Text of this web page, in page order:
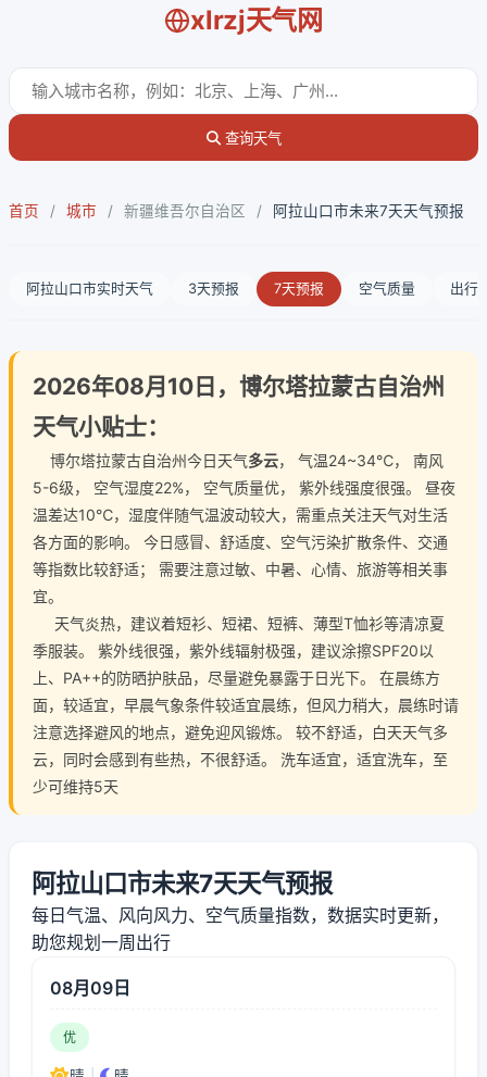
xlrzj天气网
查询天气
首页 / 城市 / 新疆维吾尔自治区 / 阿拉山口市未来7天天气预报
阿拉山口市实时天气 3天预报 7天预报 空气质量 出行
2026年08月10日，博尔塔拉蒙古自治州
天气小贴士：
博尔塔拉蒙古自治州今日天气多云， 气温24~34℃， 南风
5-6级， 空气湿度22%， 空气质量优， 紫外线强度很强。 昼夜
温差达10℃，湿度伴随气温波动较大，需重点关注天气对生活
各方面的影响。 今日感冒、舒适度、空气污染扩散条件、交通
等指数比较舒适； 需要注意过敏、中暑、心情、旅游等相关事
宜。
天气炎热，建议着短衫、短裙、短裤、薄型T恤衫等清凉夏
季服装。 紫外线很强，紫外线辐射极强，建议涂擦SPF20以
上、PA++的防晒护肤品，尽量避免暴露于日光下。 在晨练方
面，较适宜，早晨气象条件较适宜晨练，但风力稍大，晨练时请
注意选择避风的地点，避免迎风锻炼。 较不舒适，白天天气多
云，同时会感到有些热，不很舒适。 洗车适宜，适宜洗车，至
少可维持5天
阿拉山口市未来7天天气预报
每日气温、风向风力、空气质量指数，数据实时更新，
助您规划一周出行
08月09日
优